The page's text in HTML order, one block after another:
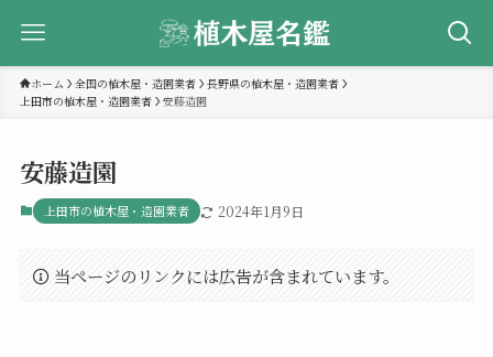
ホーム 全国の植木屋・造園業者
長野県の植木屋・造園業者
上田市の植木屋・造園業者
安藤造園
安藤造園
上田市の植木屋・造園業者 2024年1月9日
当ページのリンクには広告が含まれています。